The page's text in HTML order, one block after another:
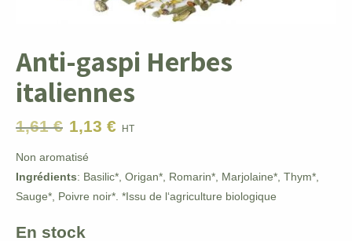
Anti-gaspi Herbes
italiennes
1,61€ Le
initial
était :
1,61 €.
1,13 € Le
est :
1,13 €.
HT
Non aromatisé
Ingrédients: Basilic*, Origan*, Romarin*, Marjolaine*, Thym*,
Sauge*, Poivre noir*. *Issu de l‘agriculture biologique
En stock